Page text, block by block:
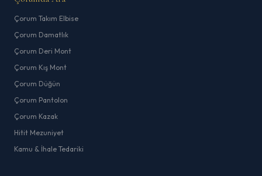
Çorum Takım Elbise
Çorum Damatlık
Çorum Deri Mont
Çorum Kış Mont
Çorum Düğün
Çorum Pantolon
Çorum Kazak
Hitit Mezuniyet
Kamu & İhale Tedariki